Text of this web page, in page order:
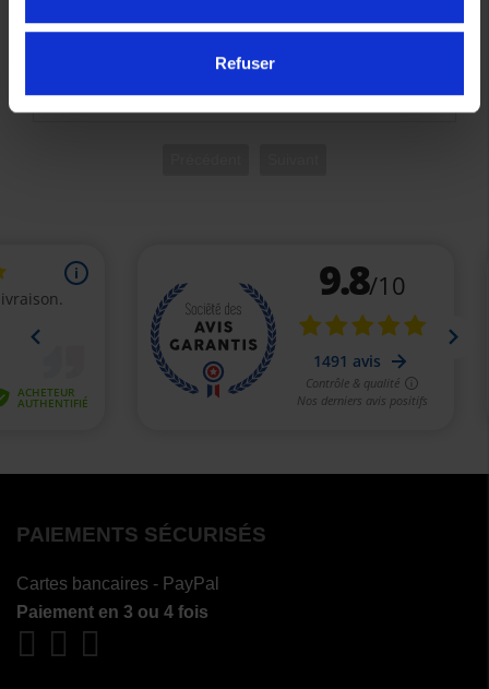
Refuser
Kit de Fixation de Valises Laterales YAMAHA Tenere
PAIEMENTS SÉCURISÉS
Cartes bancaires - PayPal
Paiement en 3 ou 4 fois